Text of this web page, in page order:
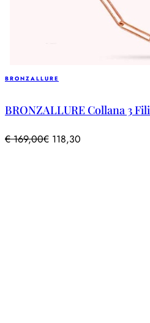
BRONZALLURE
BRONZALLURE Collana 3 Fili
€169,00€ 118,30